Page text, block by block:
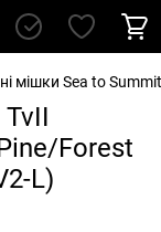
мішки Sea to Summit
Forest
L)